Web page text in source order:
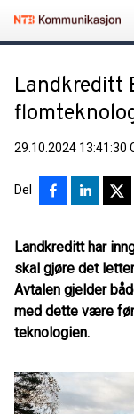
Landkreditt
29.10.2024 13:41:30
Del
Landkreditt har
skal gjøre det
Avtalen gjelder
med dette være
teknologien.